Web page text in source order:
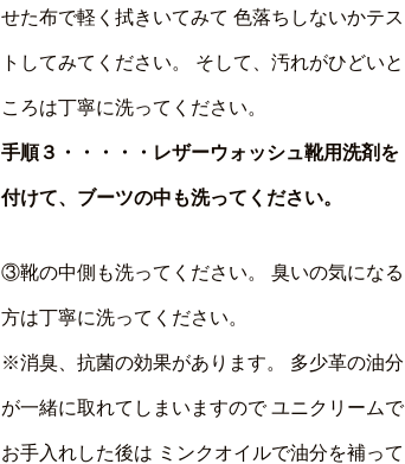
せた布で軽く拭きいてみて 色落ちしないかテス
トしてみてください。 そして、汚れがひどいと
ころは丁寧に洗ってください。
手順３・・・・・レザーウォッシュ靴用洗剤を
付けて、ブーツの中も洗ってください。
③靴の中側も洗ってください。 臭いの気になる
方は丁寧に洗ってください。
※消臭、抗菌の効果があります。 多少革の油分
が一緒に取れてしまいますので ユニクリームで
お手入れした後は ミンクオイルで油分を補って